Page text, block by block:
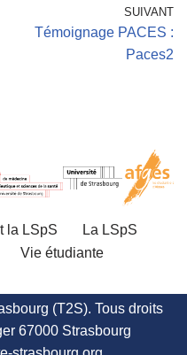
SUIVANT
Témoignage PACES :
Paces2
la LSpS
La LSpS
Vie étudiante
(T2S). Tous droits
67000 Strasbourg